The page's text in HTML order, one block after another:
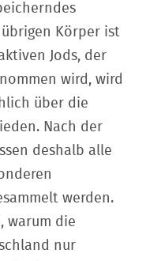
Körper ist
Jods, der
wird, wird
über die
Nach der
deshalb alle
werden.
warum die
nur